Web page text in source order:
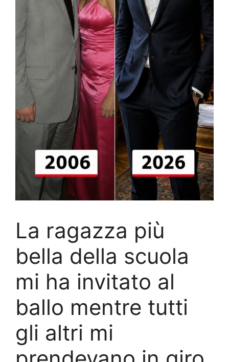
La ragazza più
bella della scuola
mi ha invitato al
ballo mentre tutti
gli altri mi